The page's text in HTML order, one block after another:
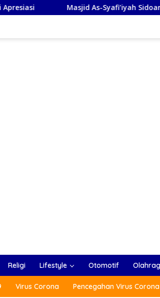
As-Syafi’iyah Sidoarjo Ikuti Rashdul
Religi Lifestyle Otomotif
Virus Corona Pencegahan Virus Corona